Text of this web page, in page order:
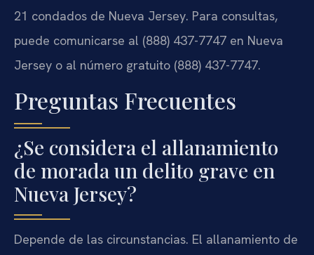
21 condados de Nueva Jersey. Para consultas,
puede comunicarse al (888) 437-7747 en Nueva
Jersey o al número gratuito (888) 437-7747.
Preguntas Frecuentes
¿Se considera el allanamiento
de morada un delito grave en
Nueva Jersey?
Depende de las circunstancias. El allanamiento de